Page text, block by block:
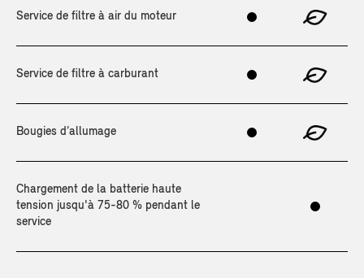
Service de filtre à air du moteur
Service de filtre à carburant
Bougies d’allumage
Chargement de la batterie haute
tension jusqu'à 75-80 % pendant le
service